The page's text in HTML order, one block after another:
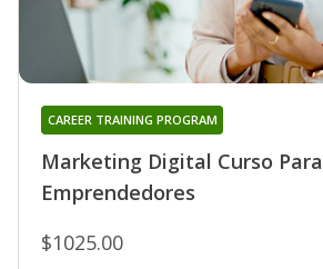
Marketing Digital Curso Para
Emprendedores
CAREER TRAINING PROGRAM
$1025.00